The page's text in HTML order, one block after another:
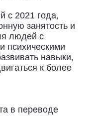
с 2021 года,
занятость и
людей с
психическими
навыки,
к более
в переводе